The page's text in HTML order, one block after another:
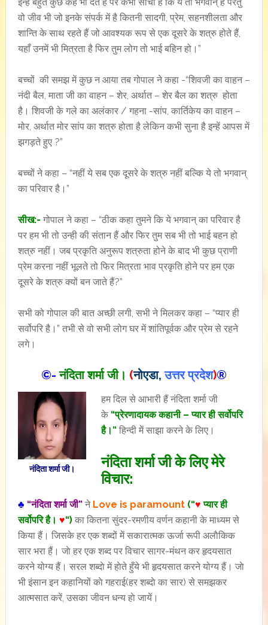
वो जीव भी जो इनके संपर्क में है कितनी सादगी, प्रेम, सहनशीलता और
शान्ति के साथ रहते हैं जो आवश्यक रूप से एक दूसरे के शत्रु होते हैं,
यहाँ उनमें भी मित्रता है फिर तुम लोग तो भाई बहिन हो।”
बच्चों की समझ में कुछ न आया तब गोपाल ने कहा -“शिवजी का वाहन –
नंदी बैल, माता जी का वाहन – शेर, अर्थात – शेर बैल का शत्रु होता
है। शिवजी के गले का अलंकार / गहना -सांप, कार्तिकेय का वाहन –
मोर, अर्थात मोर सांप का शत्रु होता है लेकिन कभी सुना है इन्हें आपस में
झगड़ते हुए ?”
बच्चों ने कहा – “नहीं ये सब एक दूसरे के शत्रु नहीं बल्कि ये तो भगवान्
का परिवार है।”
सीख:- गोपाल ने कहा – “ठीक कहा तुमने कि ये भगवान् का परिवार है
पर हम भी तो उन्ही की संतान हैं और फिर तुम सब भी तो भाई बहन हो
शत्रु नहीं। जब प्रकृति अनुरूप शत्रुता होने के बाद भी कुछ प्राणी
प्रेम करना नहीं भूलते तो फिर मित्रता भाव प्रकृति होने पर हम एक
दूसरे के शत्रु क्यों बन जाते हैं?”
सभी को गोपाल की बात अच्छी लगी, सभी ने मिलकर कहा – “प्यार ही
सर्वोपरि है।” तभी से वो सभी लोग घर में शांतिपूर्वक और प्रेम से रहने
लगे।
©-नंदिता शर्मा जी। (नोएडा, उत्तर प्रदेश)®
नंदिता शर्मा जी।
हम दिल से आभारी हैं नंदिता शर्मा जी
के“प्रेरणादायक कहानी – प्यार ही सर्वोपरि
है।”हिन्दी में साझा करने के लिए।
नंदिता शर्मा जी के लिए मेरे
विचार:
♣ “नंदिता शर्मा जी”ने Love is paramount (“♥ प्यार ही
सर्वोपरि है। ♥“)का कितना सुंदर-रमणीय वर्णन कहानी के माध्यम से
किया हैं। जिसके हर एक शब्दों में सकारात्मक ऊर्जा रूपी अलाैकिक
सार भरा हैं। जाे हर एक शब्द पर विचार सागर-मंथन कर हृदयसात
करने योग्य हैं। सरल शब्दाे में हाेते हुँये भी हृदयसात करने योग्य हैं। जाे
भी इंसान इन कहानियों काे गहराई(हर शब्दाे का सार) से समझकर
आत्मसात करें, उसका जीवन धन्य हाे जायें।